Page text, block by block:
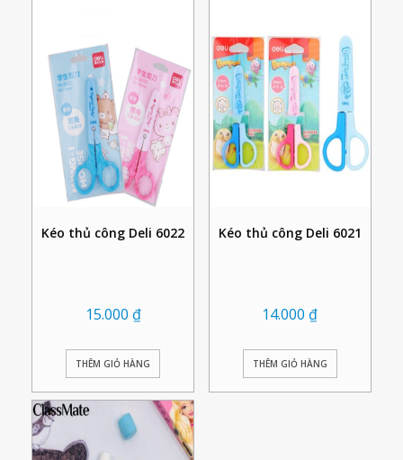
Kéo thủ công Deli 6022
15.000 ₫
THÊM GIỎ HÀNG
Kéo thủ công Deli 6021
14.000 ₫
THÊM GIỎ HÀNG